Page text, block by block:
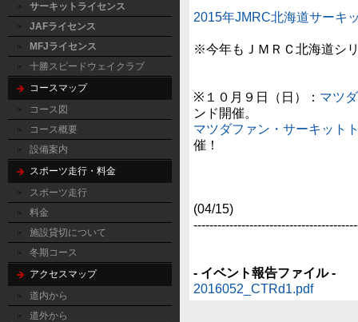
サーキットライセンス
JAFライセンス
MFJライセンス
十勝スピードウェイクラブ
コースマップ
コース図
コース概要
設備案内
スポーツ走行・料金
スポーツ走行
料金
施設貸切について
冬期コース
アクセスマップ
道内から
道外から
2015年JMRC北海道サーキ
※今年もＪＭＲＣ北海道シ
※１０月９日（日）： マツ
ンド開催。
マツダファン・サーキット
催！
(04/15)
- イベント報告ファイル -
2016052_CTRd1.pdf